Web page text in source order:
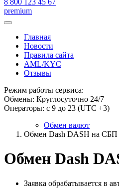
8 800 123 45 67
premium
Главная
Новости
Правила сайта
AML/KYC
Отзывы
Режим работы сервиса:
Обмены: Круглосуточно 24/7
Операторы: с 9 до 23 (UTC +3)
Обмен валют
Обмен Dash DASH на СБП
Обмен Dash
Заявка обрабатывается в